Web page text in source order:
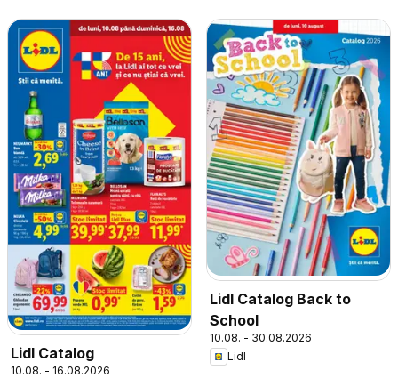
Lidl Catalog
10.08. - 16.08.2026
Lidl Catalog Back to
School
10.08. - 30.08.2026
Lidl